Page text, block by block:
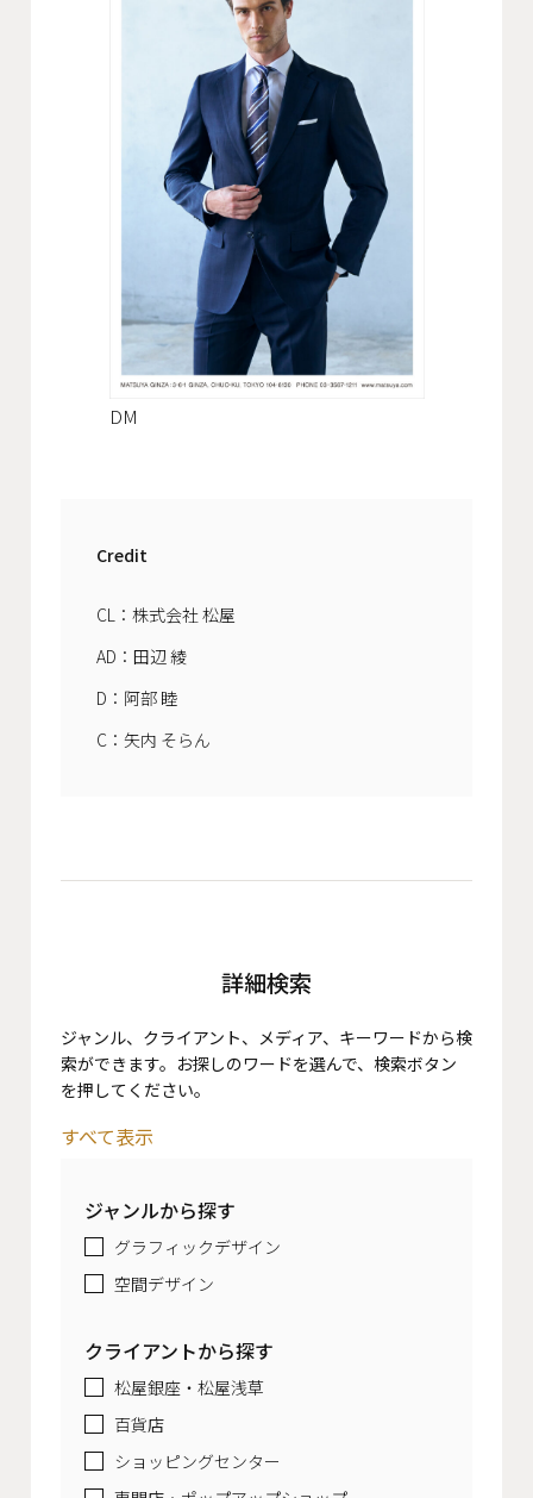
DM
Credit
CL：株式会社 松屋
AD：田辺 綾
D：阿部 睦
C：矢内 そらん
詳細検索
ジャンル、クライアント、メディア、キーワードから検
索ができます。お探しのワードを選んで、検索ボタン
を押してください。
すべて表示
ジャンルから探す
グラフィックデザイン
空間デザイン
クライアントから探す
松屋銀座・松屋浅草
百貨店
ショッピングセンター